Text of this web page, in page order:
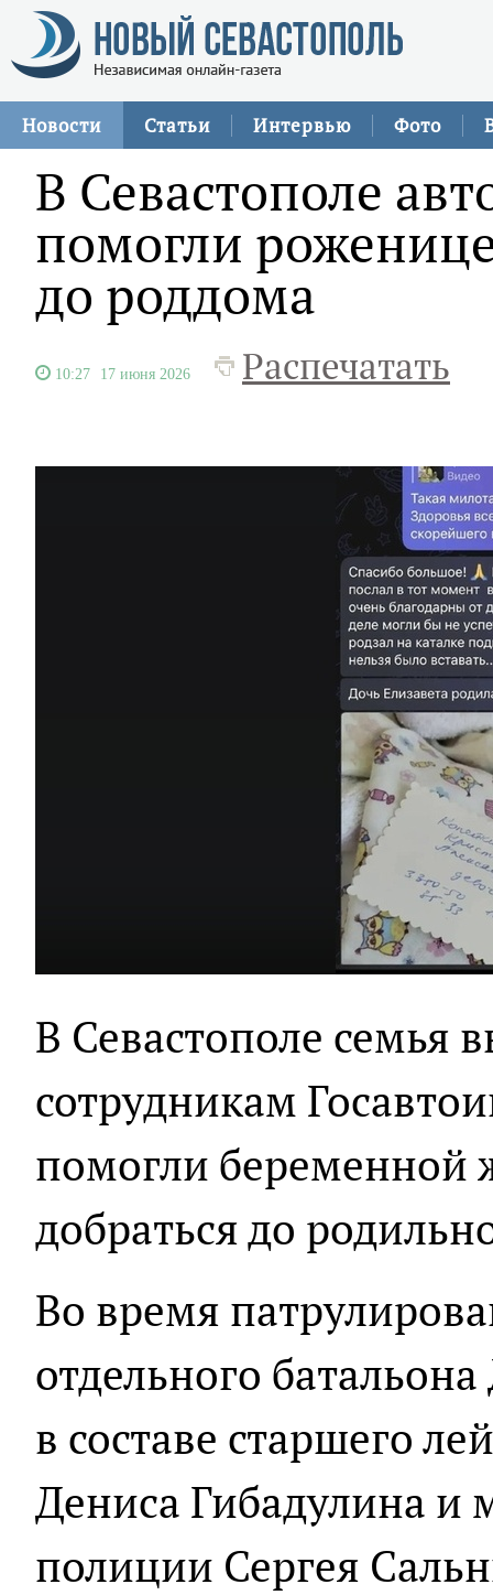
Новости Статьи Интервью Фото
В Севастополе
помогли
до роддома
10:27 17 июня 2026 Распечатать
В Севастополе семья
сотрудникам
помогли беременной
добраться до
Во время
отдельного
в составе старшего
Дениса Гибадулина и
полиции Сергея